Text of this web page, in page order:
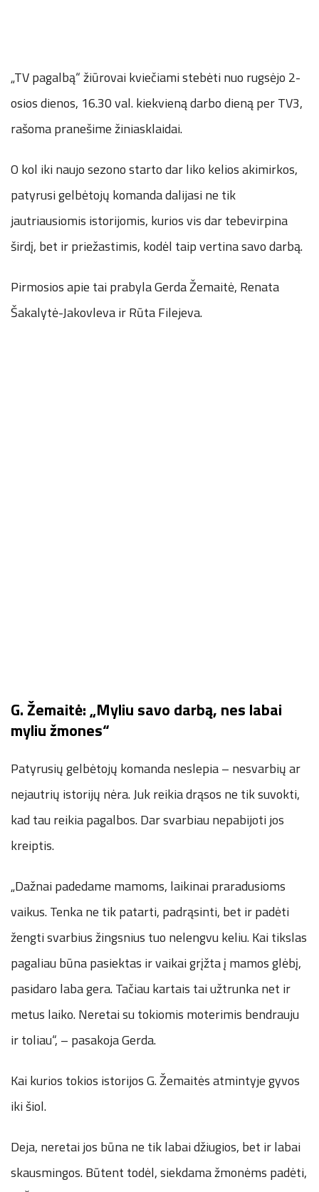
„TV pagalbą“ žiūrovai kviečiami stebėti nuo rugsėjo 2-
osios dienos, 16.30 val. kiekvieną darbo dieną per TV3,
rašoma pranešime žiniasklaidai.
O kol iki naujo sezono starto dar liko kelios akimirkos,
patyrusi gelbėtojų komanda dalijasi ne tik
jautriausiomis istorijomis, kurios vis dar tebevirpina
širdį, bet ir priežastimis, kodėl taip vertina savo darbą.
Pirmosios apie tai prabyla Gerda Žemaitė, Renata
Šakalytė-Jakovleva ir Rūta Filejeva.
G. Žemaitė: „Myliu savo darbą, nes labai
myliu žmones“
Patyrusių gelbėtojų komanda neslepia – nesvarbių ar
nejautrių istorijų nėra. Juk reikia drąsos ne tik suvokti,
kad tau reikia pagalbos. Dar svarbiau nepabijoti jos
kreiptis.
„Dažnai padedame mamoms, laikinai praradusioms
vaikus. Tenka ne tik patarti, padrąsinti, bet ir padėti
žengti svarbius žingsnius tuo nelengvu keliu. Kai tikslas
pagaliau būna pasiektas ir vaikai grįžta į mamos glėbį,
pasidaro laba gera. Tačiau kartais tai užtrunka net ir
metus laiko. Neretai su tokiomis moterimis bendrauju
ir toliau“, – pasakoja Gerda.
Kai kurios tokios istorijos G. Žemaitės atmintyje gyvos
iki šiol.
Deja, neretai jos būna ne tik labai džiugios, bet ir labai
skausmingos. Būtent todėl, siekdama žmonėms padėti,